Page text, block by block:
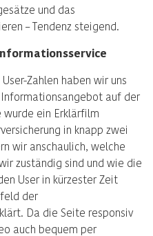
und das
– Tendenz steigend.
Zahlen haben wir uns
auf der
wurde ein Erklärfilm
in knapp zwei
wir anschaulich, welche
zuständig sind und wie die
User in kürzester Zeit
der
Da die Seite responsiv
auch bequem per